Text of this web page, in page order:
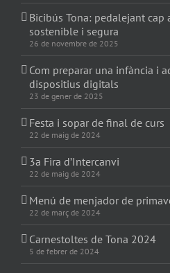
Bicibús Tona: pedalejant
sostenible i segura
26 de novembre de 2025
Com preparar una infància i
dispositius digitals
23 de gener de 2025
Festa i sopar de final de curs
22 de maig de 2024
3a Fira d’Intercanvi
22 de maig de 2024
Menú de menjador de
22 de març de 2024
Carnestoltes de Tona 2024
5 de febrer de 2024